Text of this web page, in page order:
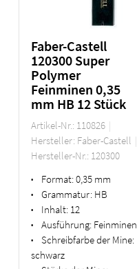
Faber-Castell
120300 Super
Polymer
Feinminen 0,35
mm HB 12 Stück
Artikel-Nr.: 110826
Hersteller: Faber-Castell
Hersteller-Nr.: 120300
• Format:0,35 mm
• Grammatur: HB
• Inhalt: 12
• Ausführung: Feinminen
•
Schreibfarbe der Mine:
schwarz